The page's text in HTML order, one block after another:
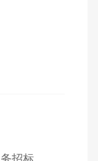
招标